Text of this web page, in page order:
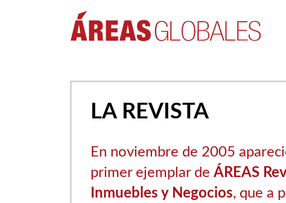
LA REVISTA
En noviembre de 2005
primer ejemplar de ÁREAS
Inmuebles y Negocios, que a